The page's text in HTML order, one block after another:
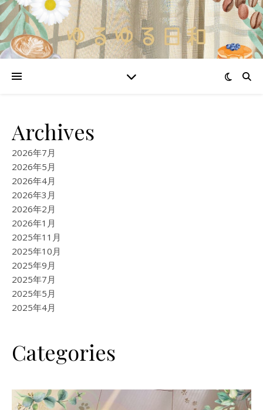
Archives
2026年7月
2026年5月
2026年4月
2026年3月
2026年2月
2026年1月
2025年11月
2025年10月
2025年9月
2025年7月
2025年5月
2025年4月
Categories